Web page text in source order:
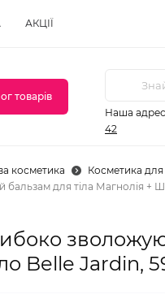
АКЦІЇ
товарів
Наша
42
косметика Косметика для
для тіла Магнолія +
Belle Jardin,